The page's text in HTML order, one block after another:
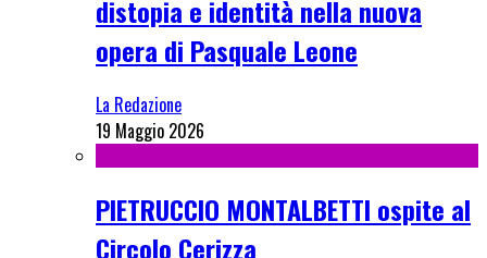
distopia e identità nella nuova
opera di Pasquale Leone
La Redazione
19 Maggio 2026
PIETRUCCIO MONTALBETTI ospite al
Circolo Cerizza